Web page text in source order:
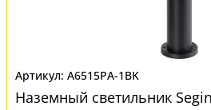
A6515PA-1BK
Наземный светильник